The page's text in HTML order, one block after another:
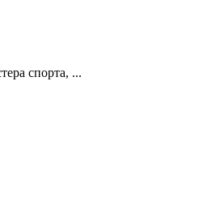
спорта, ...